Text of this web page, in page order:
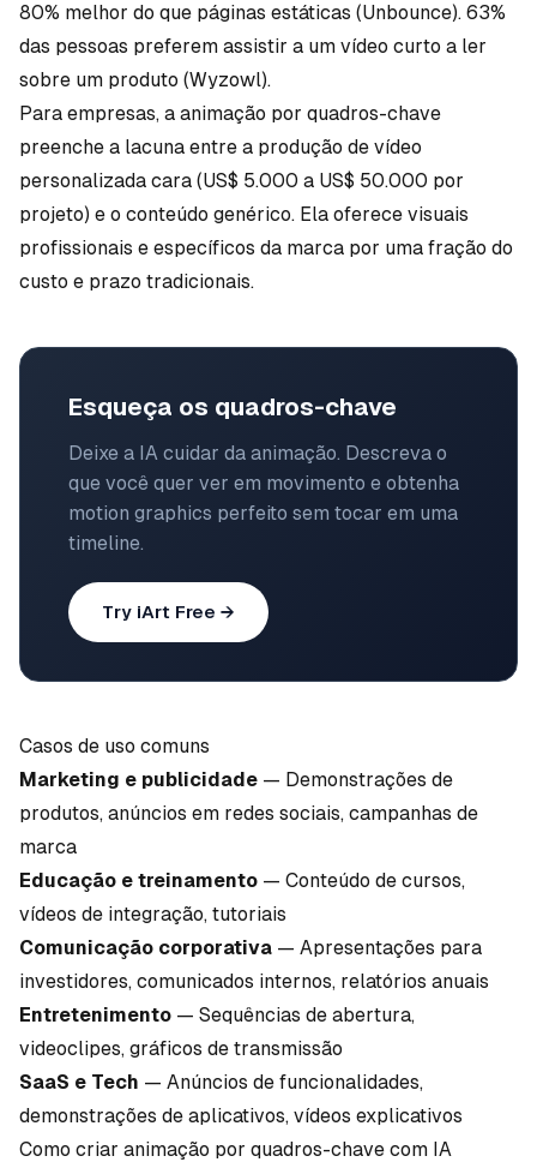
80% melhor do que páginas estáticas (Unbounce). 63%
das pessoas preferem assistir a um vídeo curto a ler
sobre um produto (Wyzowl).
Para empresas, a animação por quadros-chave
preenche a lacuna entre a produção de vídeo
personalizada cara (US$ 5.000 a US$ 50.000 por
projeto) e o conteúdo genérico. Ela oferece visuais
profissionais e específicos da marca por uma fração do
custo e prazo tradicionais.
Esqueça os quadros-chave
Deixe a IA cuidar da animação. Descreva o
que você quer ver em movimento e obtenha
motion graphics perfeito sem tocar em uma
timeline.
Try iArt Free →
Casos de uso comuns
Marketing e publicidade — Demonstrações de
produtos, anúncios em redes sociais, campanhas de
marca
Educação e treinamento — Conteúdo de cursos,
vídeos de integração, tutoriais
Comunicação corporativa — Apresentações para
investidores, comunicados internos, relatórios anuais
Entretenimento — Sequências de abertura,
videoclipes, gráficos de transmissão
SaaS e Tech — Anúncios de funcionalidades,
demonstrações de aplicativos, vídeos explicativos
Como criar animação por quadros-chave com IA